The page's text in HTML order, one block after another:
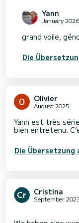
Yann
January 2026
grand voile,
Die
Olivier
August 2025
Yann est très
bien entretenu.
Die Übersetzung
Cristina
September